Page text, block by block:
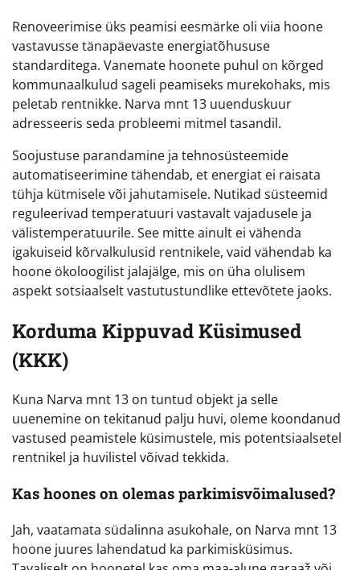
Renoveerimise üks peamisi eesmärke oli viia hoone
vastavusse tänapäevaste energiatõhususe
standarditega. Vanemate hoonete puhul on kõrged
kommunaalkulud sageli peamiseks murekohaks, mis
peletab rentnikke. Narva mnt 13 uuenduskuur
adresseeris seda probleemi mitmel tasandil.
Soojustuse parandamine ja tehnosüsteemide
automatiseerimine tähendab, et energiat ei raisata
tühja kütmisele või jahutamisele. Nutikad süsteemid
reguleerivad temperatuuri vastavalt vajadusele ja
välistemperatuurile. See mitte ainult ei vähenda
igakuiseid kõrvalkulusid rentnikele, vaid vähendab ka
hoone ökoloogilist jalajälge, mis on üha olulisem
aspekt sotsiaalselt vastutustundlike ettevõtete jaoks.
Korduma Kippuvad Küsimused
(KKK)
Kuna Narva mnt 13 on tuntud objekt ja selle
uuenemine on tekitanud palju huvi, oleme koondanud
vastused peamistele küsimustele, mis potentsiaalsetel
rentnikel ja huvilistel võivad tekkida.
Kas hoones on olemas parkimisvõimalused?
Jah, vaatamata südalinna asukohale, on Narva mnt 13
hoone juures lahendatud ka parkimisküsimus.